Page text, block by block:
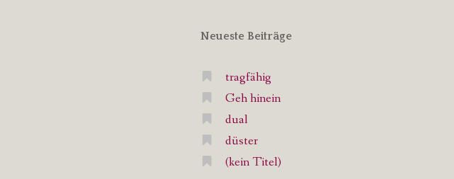
Neueste Beiträge
tragfähig
Geh hinein
dual
düster
(kein Titel)